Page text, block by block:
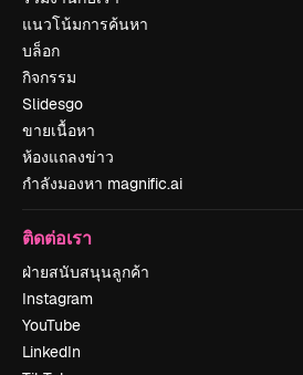
แนวโน้มการค้นหา
บล็อก
กิจกรรม
Slidesgo
ขายเนื้อหา
ห้องแถลงข่าว
กำลังมองหา magnific.ai
ติดต่อเรา
ฝ่ายสนับสนุนลูกค้า
Instagram
YouTube
LinkedIn